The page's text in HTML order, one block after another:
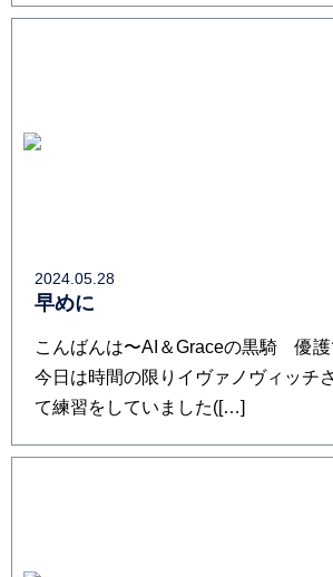
2024.05.28
早めに
こんばんは〜AI＆Graceの黒騎 優
今日は時間の限りイヴァノヴィッチ
て練習をしていました(⁠[…]